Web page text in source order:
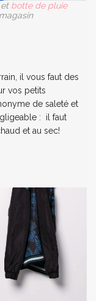
botte de pluie
il vous faut des
vos petits
de saleté et
: il faut
et au sec!